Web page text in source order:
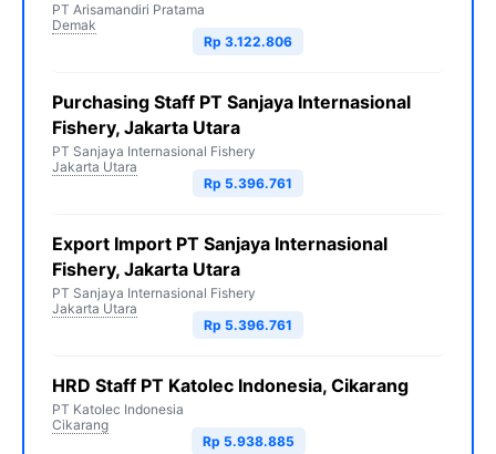
PT Arisamandiri Pratama
Demak
Rp 3.122.806
Purchasing Staff PT Sanjaya Internasional
Fishery, Jakarta Utara
PT Sanjaya Internasional Fishery
Jakarta Utara
Rp 5.396.761
Export Import PT Sanjaya Internasional
Fishery, Jakarta Utara
PT Sanjaya Internasional Fishery
Jakarta Utara
Rp 5.396.761
HRD Staff PT Katolec Indonesia, Cikarang
PT Katolec Indonesia
Cikarang
Rp 5.938.885